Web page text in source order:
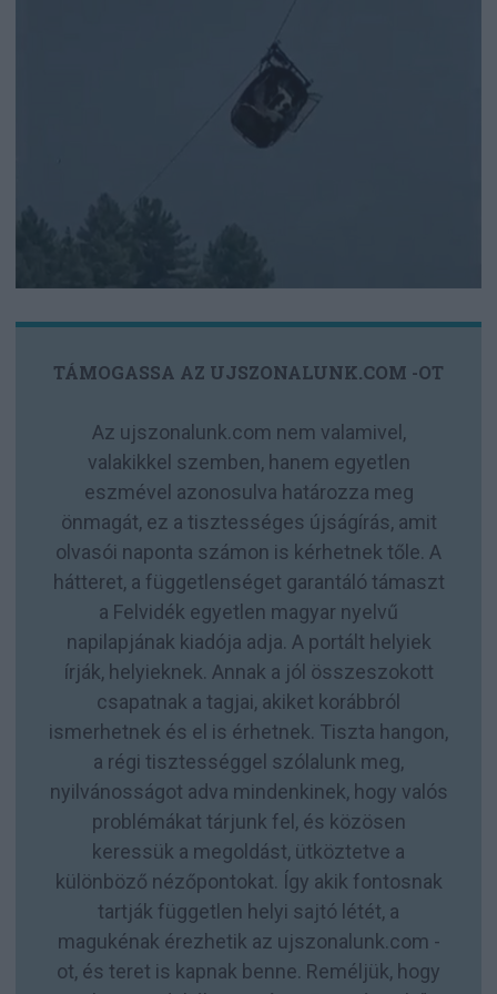
TÁMOGASSA AZ UJSZONALUNK.COM -OT
Az ujszonalunk.com nem valamivel,
valakikkel szemben, hanem egyetlen
eszmével azonosulva határozza meg
önmagát, ez a tisztességes újságírás, amit
olvasói naponta számon is kérhetnek tőle. A
hátteret, a függetlenséget garantáló támaszt
a Felvidék egyetlen magyar nyelvű
napilapjának kiadója adja. A portált helyiek
írják, helyieknek. Annak a jól összeszokott
csapatnak a tagjai, akiket korábbról
ismerhetnek és el is érhetnek. Tiszta hangon,
a régi tisztességgel szólalunk meg,
nyilvánosságot adva mindenkinek, hogy valós
problémákat tárjunk fel, és közösen
keressük a megoldást, ütköztetve a
különböző nézőpontokat. Így akik fontosnak
tartják független helyi sajtó létét, a
magukénak érezhetik az ujszonalunk.com -
ot, és teret is kapnak benne. Reméljük, hogy